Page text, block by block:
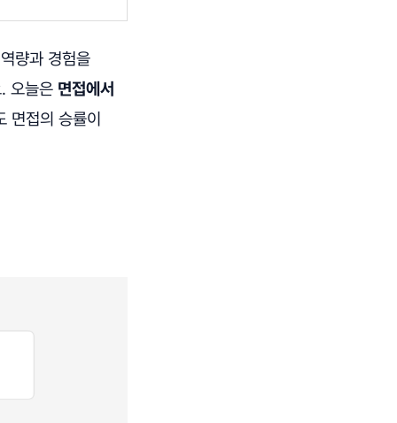
량과 경험을
오늘은 면접에서
면접의 승률이